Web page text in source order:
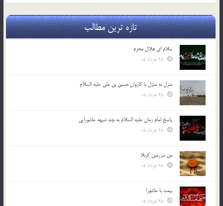
تازه ترین مطالب
سلام ای هلال محرم
منزل به منزل با کاروان حسین بن علی علیه السلام
پاسخ امام زمان علیه السلام به چند شبهه عاشورایی
من سرزمین کربلا
بیعت با عاشورا